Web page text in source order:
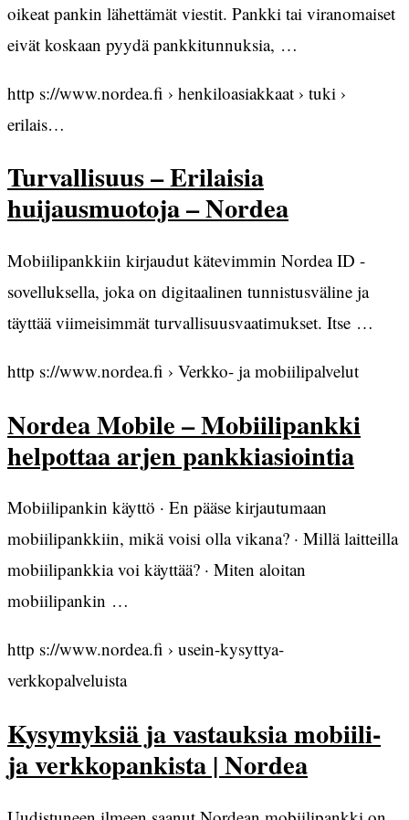
oikeat pankin lähettämät viestit. Pankki tai viranomaiset
eivät koskaan pyydä pankkitunnuksia, …
http s://www.nordea.fi › henkiloasiakkaat › tuki ›
erilais…
Turvallisuus – Erilaisia
huijausmuotoja – Nordea
Mobiilipankkiin kirjaudut kätevimmin Nordea ID -
sovelluksella, joka on digitaalinen tunnistusväline ja
täyttää viimeisimmät turvallisuusvaatimukset. Itse …
http s://www.nordea.fi › Verkko- ja mobiilipalvelut
Nordea Mobile – Mobiilipankki
helpottaa arjen pankkiasiointia
Mobiilipankin käyttö · En pääse kirjautumaan
mobiilipankkiin, mikä voisi olla vikana? · Millä laitteilla
mobiilipankkia voi käyttää? · Miten aloitan
mobiilipankin …
http s://www.nordea.fi › usein-kysyttya-
verkkopalveluista
Kysymyksiä ja vastauksia mobiili-
ja verkkopankista | Nordea